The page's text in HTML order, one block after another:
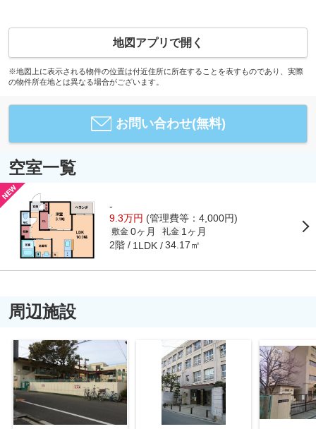
地図アプリで開く
※地図上に表示される物件の位置は付近住所に所在することを表すものであり、実際
の物件所在地とは異なる場合がございます。
お問い合わせ(無料)
空室一覧
-
9.3万円 (管理費等：4,000円)
敷金 0ヶ月 礼金 1ヶ月
2階 1LDK 34.17㎡
周辺施設